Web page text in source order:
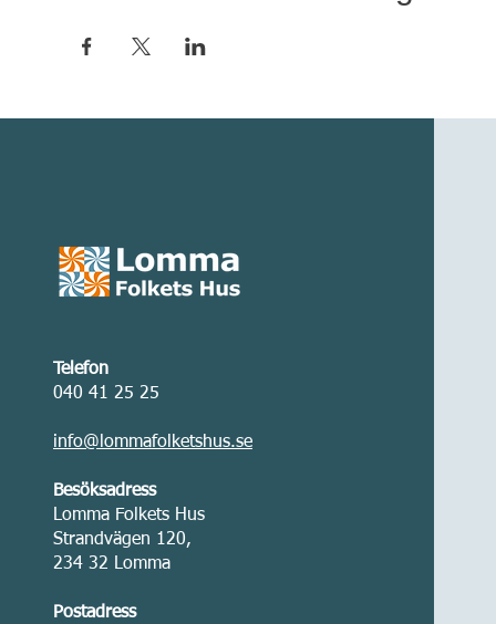
Telefon
040 41 25 25
info@lommafolketshus.se
Besöksadress
Lomma Folkets Hus
Strandvägen 120,
234 32 Lomma
Postadress